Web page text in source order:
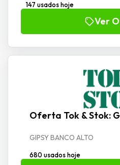
147 usados hoje
Ver
Oferta Tok & Stok:
GIPSY BANCO ALTO
680 usados hoje